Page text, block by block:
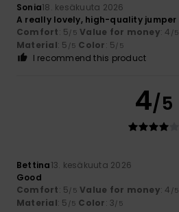
Sonia18. kesäkuuta 2026
A really lovely, high-quality jumper
Comfort: 5/5 Value for money: 4 /5
Material: 5 /5 Color: 5/5
I recommend this product
4/5
Bettina13. kesäkuuta 2026
Good
Comfort: 5/5 Value for money: 4 /5
Material: 5 /5 Color: 3/5